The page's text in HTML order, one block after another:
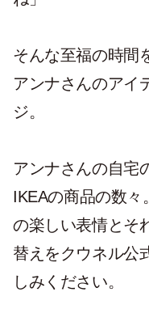
そんな至福の時間
アンナさんのアイ
ジ。
アンナさんの自宅
IKEAの商品の数
の楽しい表情とそ
替えをクウネル公
しみください。